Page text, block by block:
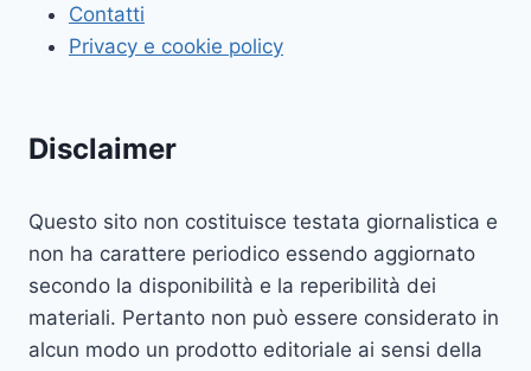
Contatti
Privacy e cookie policy
Disclaimer
Questo sito non costituisce testata giornalistica e
non ha carattere periodico essendo aggiornato
secondo la disponibilità e la reperibilità dei
materiali. Pertanto non può essere considerato in
alcun modo un prodotto editoriale ai sensi della